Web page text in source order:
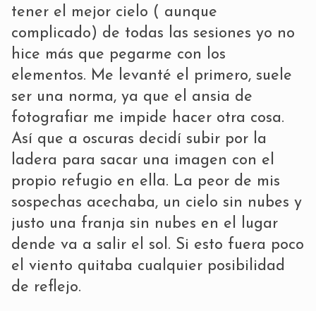
tener el mejor cielo ( aunque
complicado) de todas las sesiones yo no
hice más que pegarme con los
elementos. Me levanté el primero, suele
ser una norma, ya que el ansia de
fotografiar me impide hacer otra cosa.
Así que a oscuras decidí subir por la
ladera para sacar una imagen con el
propio refugio en ella. La peor de mis
sospechas acechaba, un cielo sin nubes y
justo una franja sin nubes en el lugar
dende va a salir el sol. Si esto fuera poco
el viento quitaba cualquier posibilidad
de reflejo.